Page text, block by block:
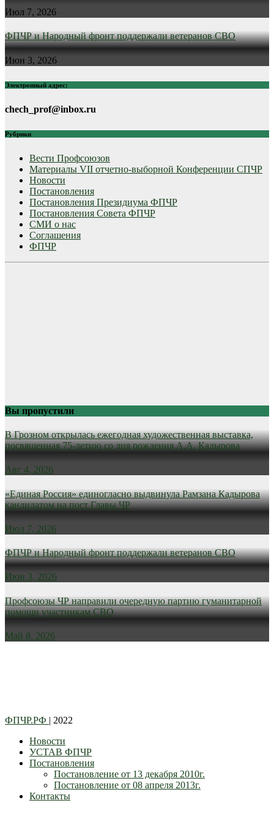
Июл 7, 2026
ФПЧР и Народный фронт поддержали ветеранов СВО
Июн 3, 2026
Электронный адрес:
chech_prof@inbox.ru
Рубрики
Вести Профсоюзов
Материалы VII отчетно-выборной Конференции СПЧР
Новости
Постановления
Постановления Президиума ФПЧР
Постановления Совета ФПЧР
СМИ о нас
Соглашения
ФПЧР
Вы пропустили
В Грозном открылась ежегодная художественная выставка,
посвященная 75-летию со дня рождения А.А. Кадырова
Авг 4, 2026
«Единая Россия» единогласно выдвинула Рамзана Кадырова
кандидатом на пост Главы ЧР
Июл 7, 2026
ФПЧР и Народный фронт поддержали ветеранов СВО
Июн 3, 2026
Профсоюзы ЧР направили очередную партию гуманитарной
помощи участникам СВО
Май 8, 2026
ФПЧР.РФ | 2022
Новости
УСТАВ ФПЧР
Постановления
Постановление от 13 декабря 2010г.
Постановление от 08 апреля 2013г.
Контакты